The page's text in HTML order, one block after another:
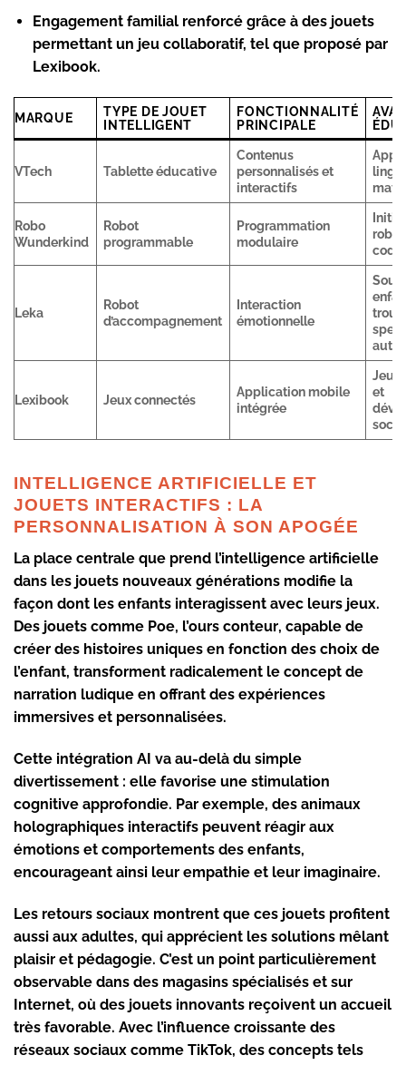
Engagement familialrenforcé grâce à des jouets
permettant un jeu collaboratif, tel que proposé par
Lexibook.
MARQUE
TYPE DE JOUET
INTELLIGENT
FONCTIONNALITÉ
PRINCIPALE
VTech Tablette éducative
Contenus
personnalisés et
interactifs
Robo
Wunderkind
Robot
programmable
Programmation
modulaire
Leka
Robot
d’accompagnement
Interaction
émotionnelle
Lexibook Jeux connectés
Application mobile
intégrée
Jeu
et
INTELLIGENCE ARTIFICIELLE ET
JOUETS INTERACTIFS : LA
PERSONNALISATION À SON APOGÉE
La place centrale que prend l’intelligence artificielle
dans les jouets nouveaux générations modifie la
façon dont les enfants interagissent avec leurs jeux.
Des jouets comme Poe, l’ours conteur, capable de
créer des histoires uniques en fonction des choix de
l’enfant, transforment radicalement le concept de
narration ludique en offrant des expériences
immersives et personnalisées.
Cette intégration AI va au-delà du simple
divertissement : elle favorise une stimulation
cognitive approfondie. Par exemple, des animaux
holographiques interactifs peuvent réagir aux
émotions et comportements des enfants,
encourageant ainsi leur empathie et leur imaginaire.
Les retours sociaux montrent que ces jouets profitent
aussi aux adultes, qui apprécient les solutions mêlant
plaisir et pédagogie. C’est un point particulièrement
observable dans des magasins spécialisés et sur
Internet, où des jouets innovants reçoivent un accueil
très favorable. Avec l’influence croissante des
réseaux sociaux comme TikTok, des concepts tels